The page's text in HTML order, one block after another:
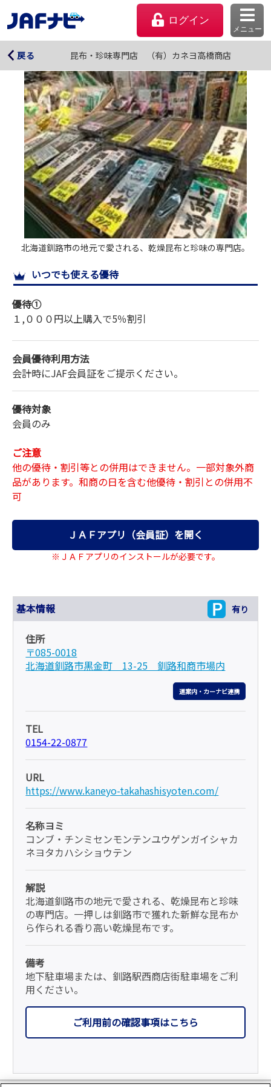
ログイン
メニュー
マイページ
会員優待のご利用方法
サイトマップ
戻る 昆布・珍味専門店 （有）カネヨ高橋商店
昆布・珍味専門店 （有）カネヨ高橋商店
北海道釧路市の地元で愛される、乾燥昆布と珍味の専門店。
いつでも使える優待
優待①
１,０００円以上購入で5％割引
会員優待利用方法
会計時にJAF会員証をご提示ください。
優待対象
会員のみ
ご注意
他の優待・割引等との併用はできません。一部対象外商
品があります。和商の日を含む他優待・割引との併用不
可
ＪＡＦアプリ（会員証）を開く
※ＪＡＦアプリのインストールが必要です。
基本情報 有り
住所
〒085-0018
北海道釧路市黒金町 13-25 釧路和商市場内
道案内・カーナビ連携
TEL
0154-22-0877
URL
https://www.kaneyo-takahashisyoten.com/
名称ヨミ
コンブ・チンミセンモンテンユウゲンガイシャカ
ネヨタカハシショウテン
解説
北海道釧路市の地元で愛される、乾燥昆布と珍味
の専門店。一押しは釧路市で獲れた新鮮な昆布か
ら作られる香り高い乾燥昆布です。
備考
地下駐車場または、釧路駅西商店街駐車場をご利
用ください。
ご利用前の確認事項はこちら